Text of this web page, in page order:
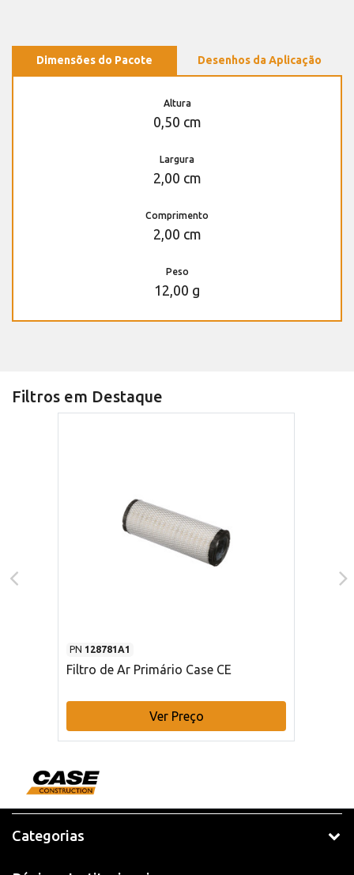
Dimensões do Pacote Desenhos da Aplicação
Altura
0,50 cm
Largura
2,00 cm
Comprimento
2,00 cm
Peso
12,00 g
Filtros em Destaque
PN 128781A1
Filtro de Ar Primário Case CE
Ver Preço
Categorias